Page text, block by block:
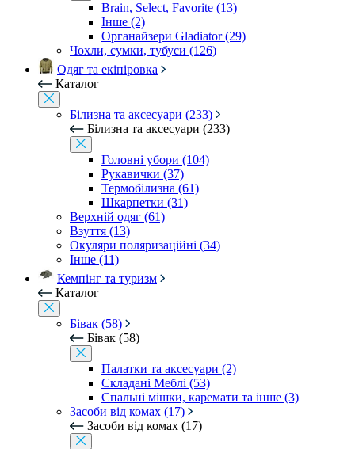
Brain, Select, Favorite (13)
Інше (2)
Органайзери Gladiator (29)
Чохли, сумки, тубуси (126)
Одяг та екіпіровка
Каталог
Білизна та аксесуари (233)
Білизна та аксесуари (233)
Головні убори (104)
Рукавички (37)
Термобілизна (61)
Шкарпетки (31)
Верхній одяг (61)
Взуття (13)
Окуляри поляризаційні (34)
Інше (11)
Кемпінг та туризм
Каталог
Бівак (58)
Бівак (58)
Палатки та аксесуари (2)
Складані Меблі (53)
Спальні мішки, каремати та інше (3)
Засоби від комах (17)
Засоби від комах (17)